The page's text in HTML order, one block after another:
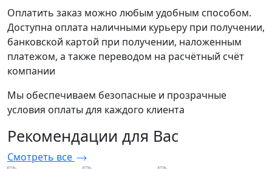
Оплатить заказ можно любым удобным способом.
Доступна оплата наличными курьеру при получении,
банковской картой при получении, наложенным
платежом, а также переводом на расчётный счёт
компании
Мы обеспечиваем безопасные и прозрачные
условия оплаты для каждого клиента
Рекомендации для Вас
Смотреть все